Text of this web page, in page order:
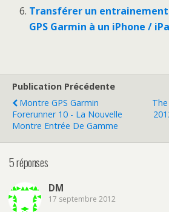
Transférer un entrainement
GPS Garmin à un iPhone /
Publication Précédente
Montre GPS Garmin
Forerunner 10 - La Nouvelle
Montre Entrée De Gamme
5 réponses
DM
17 septembre 2012